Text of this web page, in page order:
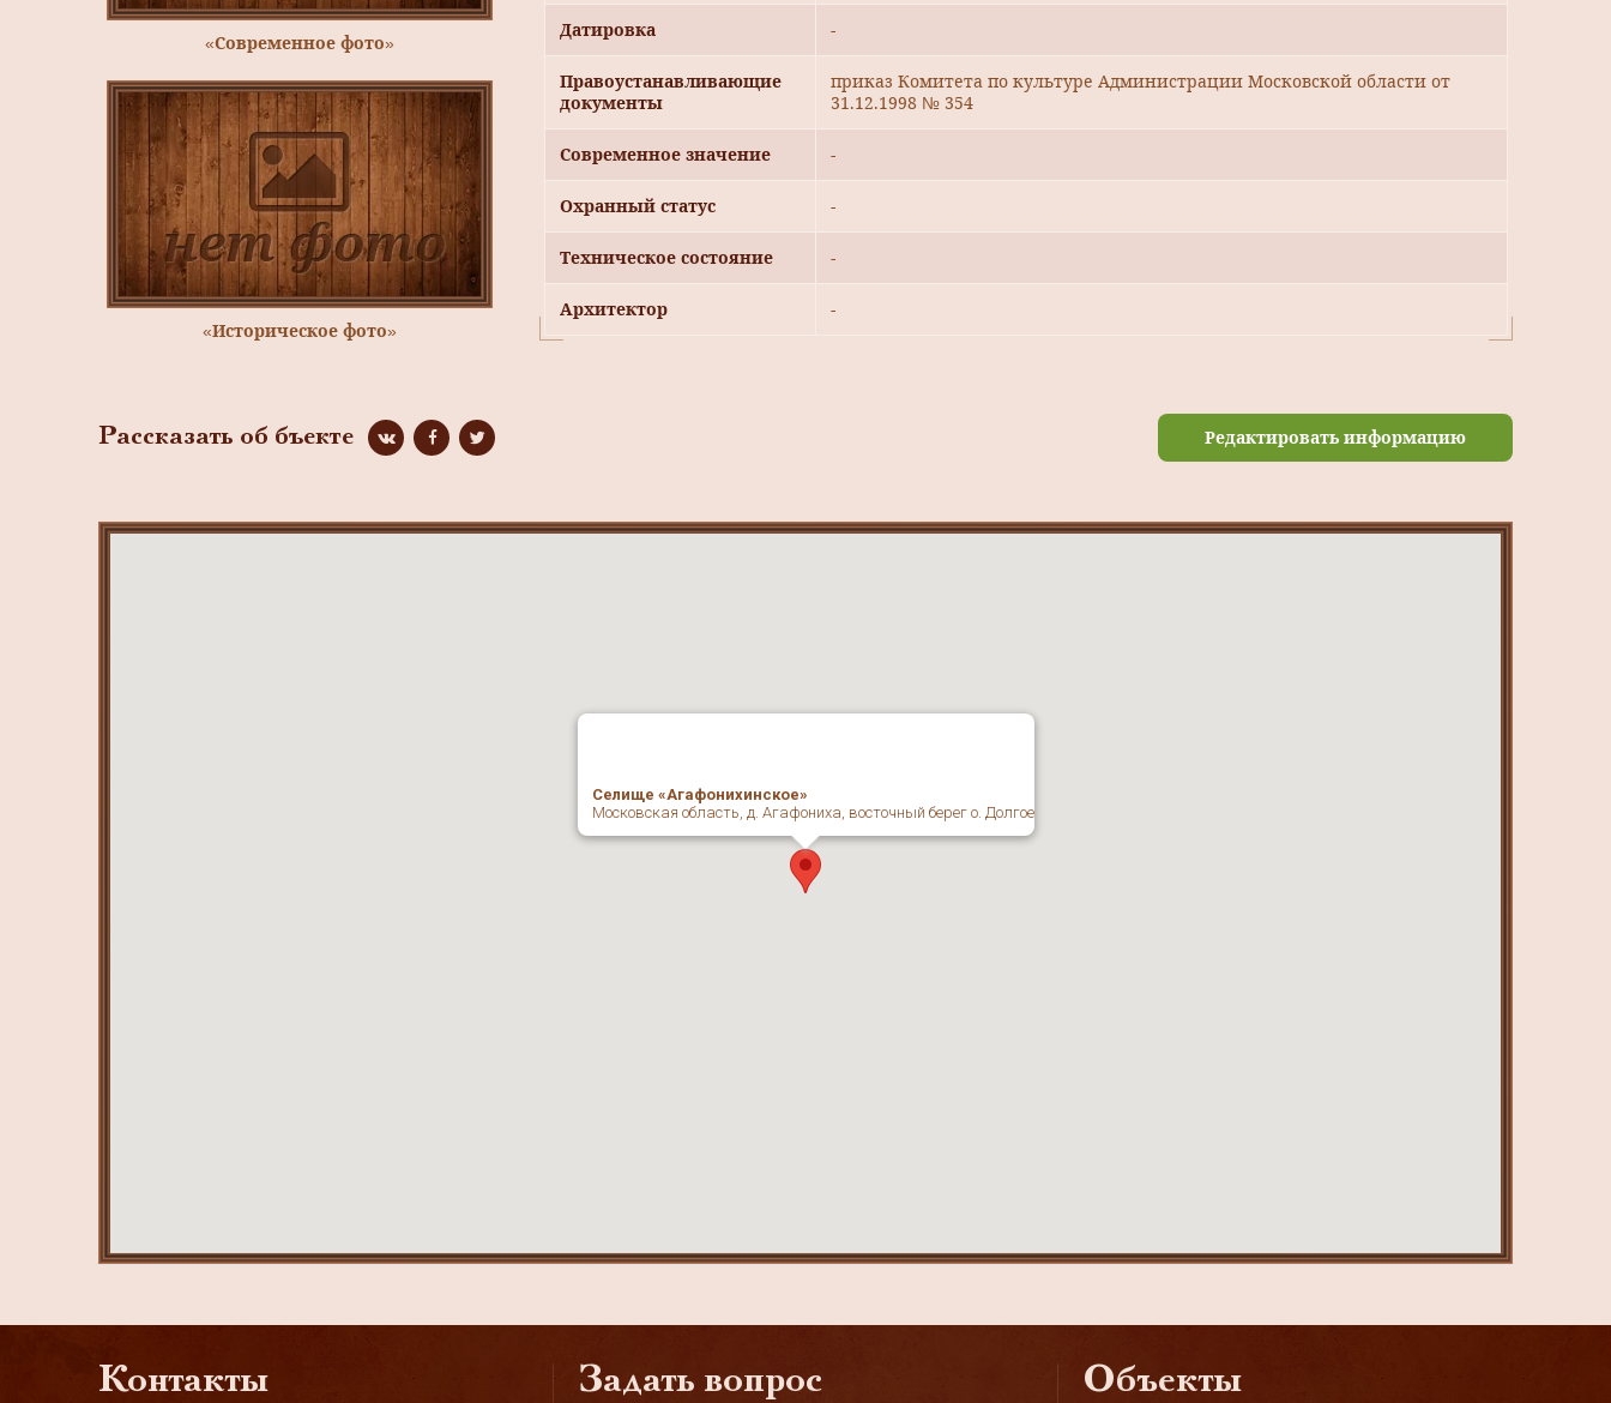
«Современное фото»
«Историческое фото»
Датировка -
Правоустанавливающие
документы
приказ Комитета по культуре Администрации Московской области от
31.12.1998 № 354
Современное значение -
Охранный статус -
Техническое состояние -
Архитектор -
Рассказать об бъекте Редактировать информацию
Селище «Агафонихинское»
Московская область, д. Агафониха, восточный берег о. Долгое
Контакты Задать вопрос Объекты